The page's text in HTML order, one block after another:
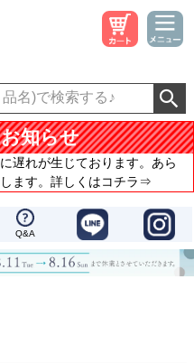
知らせ
遅れが生じております。あら
ます。詳しくはコチラ⇒
Q&A